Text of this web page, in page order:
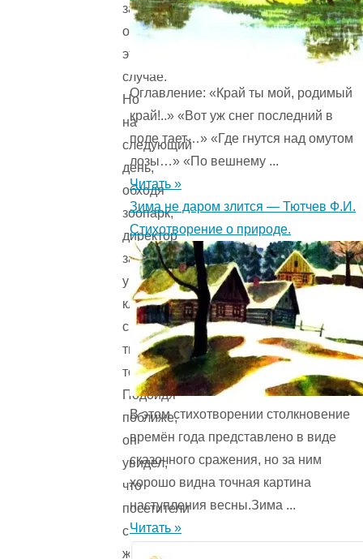
забыл
об
этом
случае.
Но
на
следующий
день,
обходя
зоопарк,
директор
заметил
у
клетки
с
тигром
толпу.
Подойдя
поближе,
он
увидел,
что
посетители
с
жаром
Оглавление: «Край ты мой, родимый
край!..» «Вот уж снег последний в
поле тает…» «Где гнутся над омутом
лозы…» «По вешнему ...
Читать »
Зима не даром злится — Тютчев Ф.И.
Стихотворение о природе.
В этом стихотворении столкновение
времён года представ­лено в виде
сказочного сражения, но за ним
хорошо видна точная картина
наступления весны.Зима ...
Читать »